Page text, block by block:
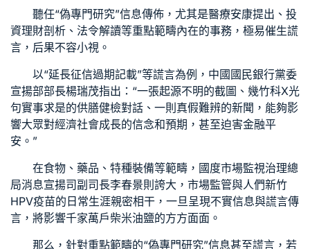
聽任“偽專門研究”信息傳佈，尤其是醫療安康提出、投
資理財剖析、法令解讀等重點範疇內在的事務，極易催生謊
言，后果不容小視。
以“延長征信過期記載”等謊言為例，中國國民銀行黨委
宣揚部部長楊瑞茂指出：“一張起源不明的截圖、幾竹科X光
句實事求是的供膳健檢對話、一則真假難辨的新聞，能夠影
響大眾對經濟社會成長的信念和預期，甚至迫害金融平
安。”
在食物、藥品、特種裝備等範疇，國度市場監視治理總
局消息宣揚司副司長李春景則誇大，市場監管與人們新竹
HPV疫苗的日常生涯親密相干，一旦呈現不實信息與謊言傳
言，將影響千家萬戶柴米油鹽的方方面面。
那么，針對重點範疇的“偽專門研究”信息甚至謊言，若